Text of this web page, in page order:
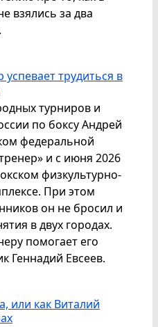
взялись за два
трудиться в
турниров и
по боксу Андрей
федеральной
и с июня 2026
физкультурно-
При этом
он не бросил и
в двух городах.
помогает его
Геннадий Евсеев.
или как Виталий